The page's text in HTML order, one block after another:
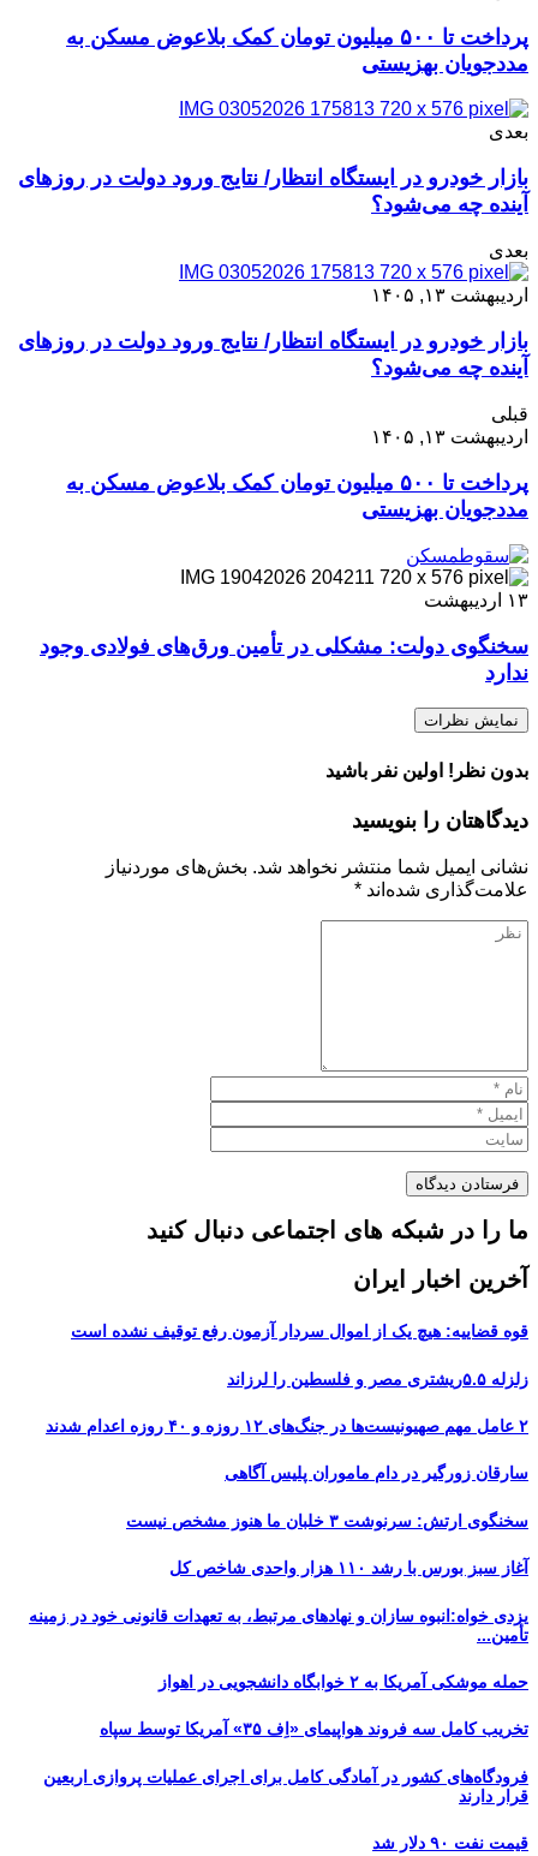
پرداخت تا ۵۰۰ میلیون تومان کمک بلاعوض مسکن به
مددجویان بهزیستی
بعدی
بازار خودرو در ایستگاه انتظار/ نتایج ورود دولت در روزهای
آینده چه می‌شود؟
بعدی
اردیبهشت ۱۳, ۱۴۰۵
بازار خودرو در ایستگاه انتظار/ نتایج ورود دولت در روزهای
آینده چه می‌شود؟
قبلی
اردیبهشت ۱۳, ۱۴۰۵
پرداخت تا ۵۰۰ میلیون تومان کمک بلاعوض مسکن به
مددجویان بهزیستی
۱۳ اردیبهشت
سخنگوی دولت: مشکلی در تأمین ورق‌های فولادی وجود
ندارد
نمایش نظرات
بدون نظر! اولین نفر باشید
دیدگاهتان را بنویسید
نشانی ایمیل شما منتشر نخواهد شد. بخش‌های موردنیاز
علامت‌گذاری شده‌اند *
ما را در شبکه های اجتماعی دنبال کنید
آخرین اخبار ایران
قوه قضاییه: هیچ یک از اموال سردار آزمون رفع توقیف نشده است
زلزله ۵.۵ریشتری مصر و فلسطین را لرزاند
۲ عامل مهم صهیونیست‌ها در جنگ‌های ۱۲ روزه و ۴۰ روزه اعدام شدند
سارقان زورگیر در دام ماموران پلیس آگاهی
سخنگوی ارتش: سرنوشت ۳ خلبان ما هنوز مشخص نیست
آغاز سبز بورس با رشد ۱۱۰ هزار واحدی شاخص کل
یزدی خواه:انبوه سازان و نهادهای مرتبط، به تعهدات قانونی خود در زمینه
تأمین...
حمله موشکی آمریکا به ۲ خوابگاه دانشجویی در اهواز
تخریب کامل سه فروند هواپیمای «اِف ۳۵» آمریکا توسط سپاه
فرودگاه‌های کشور در آمادگی کامل برای اجرای عملیات پروازی اربعین
قرار دارند
قیمت نفت ۹۰ دلار شد